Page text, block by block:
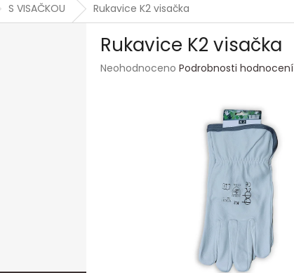
S VISAČKOU Rukavice K2 visačka
Rukavice K2 visačka
Průměrné
Neohodnoceno Podrobnosti hodnocení